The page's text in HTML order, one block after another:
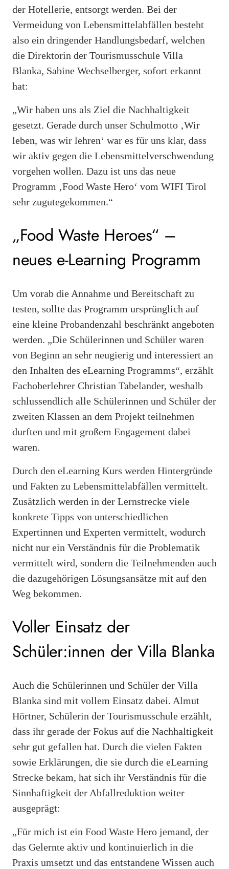
der Hotellerie, entsorgt werden. Bei der
Vermeidung von Lebensmittelabfällen besteht
also ein dringender Handlungsbedarf, welchen
die Direktorin der Tourismusschule Villa
Blanka, Sabine Wechselberger, sofort erkannt
hat:
„Wir haben uns als Ziel die Nachhaltigkeit
gesetzt. Gerade durch unser Schulmotto ‚Wir
leben, was wir lehren‘ war es für uns klar, dass
wir aktiv gegen die Lebensmittelverschwendung
vorgehen wollen. Dazu ist uns das neue
Programm ‚Food Waste Hero‘ vom WIFI Tirol
sehr zugutegekommen.“
„Food Waste Heroes“ –
neues e-Learning Programm
Um vorab die Annahme und Bereitschaft zu
testen, sollte das Programm ursprünglich auf
eine kleine Probandenzahl beschränkt angeboten
werden. „Die Schülerinnen und Schüler waren
von Beginn an sehr neugierig und interessiert an
den Inhalten des eLearning Programms“, erzählt
Fachoberlehrer Christian Tabelander, weshalb
schlussendlich alle Schülerinnen und Schüler der
zweiten Klassen an dem Projekt teilnehmen
durften und mit großem Engagement dabei
waren.
Durch den eLearning Kurs werden Hintergründe
und Fakten zu Lebensmittelabfällen vermittelt.
Zusätzlich werden in der Lernstrecke viele
konkrete Tipps von unterschiedlichen
Expertinnen und Experten vermittelt, wodurch
nicht nur ein Verständnis für die Problematik
vermittelt wird, sondern die Teilnehmenden auch
die dazugehörigen Lösungsansätze mit auf den
Weg bekommen.
Voller Einsatz der
Schüler:innen der Villa Blanka
Auch die Schülerinnen und Schüler der Villa
Blanka sind mit vollem Einsatz dabei. Almut
Hörtner, Schülerin der Tourismusschule erzählt,
dass ihr gerade der Fokus auf die Nachhaltigkeit
sehr gut gefallen hat. Durch die vielen Fakten
sowie Erklärungen, die sie durch die eLearning
Strecke bekam, hat sich ihr Verständnis für die
Sinnhaftigkeit der Abfallreduktion weiter
ausgeprägt:
„Für mich ist ein Food Waste Hero jemand, der
das Gelernte aktiv und kontinuierlich in die
Praxis umsetzt und das entstandene Wissen auch